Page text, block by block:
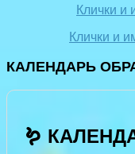
Клички и
Клички и
КАЛЕНДАРЬ
🪱